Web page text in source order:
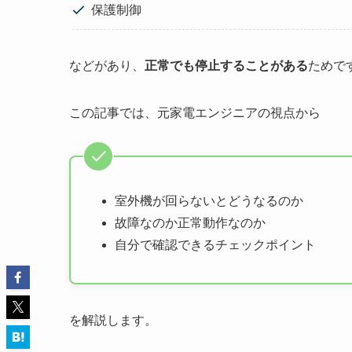
保護制御
などがあり、 正常でも停止することがあるためで
この記事では、元家電エンジニアの視点から
室外機が回らないとどうなるのか
故障なのか正常動作なのか
自分で確認できるチェックポイント
を解説します。